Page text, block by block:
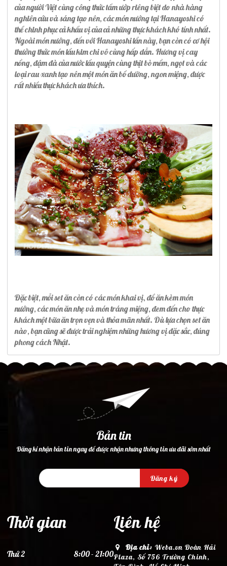
của người Việt cùng công thức tẩm ướp riêng biệt do nhà hàng
nghiên cứu và sáng tạo nên, các món nướng tại Hanayoshi có
thể chinh phục cả khẩu vị của cả những thực khách khó tính nhất.
Ngoài món nướng, đến với Hanayoshi lần này, bạn còn có cơ hội
thưởng thức món lẩu kim chi vô cùng hấp dẫn. Hương vị cay
nồng, đậm đà của nước lẩu quyện cùng thịt bò mềm, ngọt và các
loại rau xanh tạo nên một món ăn bổ dưỡng, ngon miệng, được
rất nhiều thực khách ưa thích.
Đặc biệt, mỗi set ăn còn có các món khai vị, đồ ăn kèm món
nướng, các món ăn nhẹ và món tráng miệng, đem đến cho thực
khách một bữa ăn trọn vẹn và thỏa mãn nhất. Dù lựa chọn set ăn
nào, bạn cũng sẽ được trải nghiệm những hương vị đặc sắc, đúng
phong cách Nhật.
Bản tin
Đăng kí nhận bản tin ngay để được nhận nhưng thông tin ưu đãi sớm nhất
Đăng ký
Thời gian
Thứ 2 8:00 - 21:00
Liên hệ
Địa chỉ: Weba.vn Đoàn Hải
Plaza, Số 756 Trường Chinh,